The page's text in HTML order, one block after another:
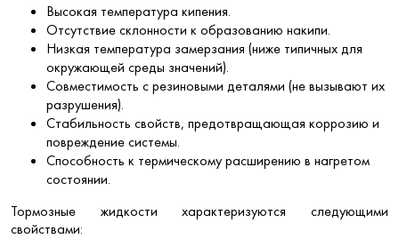
Высокая температура кипения.
Отсутствие склонности к образованию накипи.
Низкая температура замерзания (ниже типичных для
окружающей среды значений).
Совместимость с резиновыми деталями (не вызывают их
разрушения).
Стабильность свойств, предотвращающая коррозию и
повреждение системы.
Способность к термическому расширению в нагретом
состоянии.
Тормозные жидкости характеризуются следующими
свойствами: